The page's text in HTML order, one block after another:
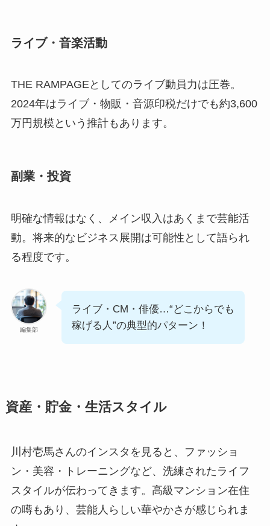
ライブ・音楽活動
THE RAMPAGEとしてのライブ動員力は圧巻。
2024年はライブ・物販・音源印税だけでも約3,600
万円規模という推計もあります。
副業・投資
明確な情報はなく、メイン収入はあくまで芸能活
動。将来的なビジネス展開は可能性として語られ
る程度です。
編集部
ライブ・CM・俳優…“どこからでも
稼げる人”の典型的パターン！
資産・貯金・生活スタイル
川村壱馬さんのインスタを見ると、ファッショ
ン・美容・トレーニングなど、洗練されたライフ
スタイルが伝わってきます。高級マンション在住
の噂もあり、芸能人らしい華やかさが感じられま